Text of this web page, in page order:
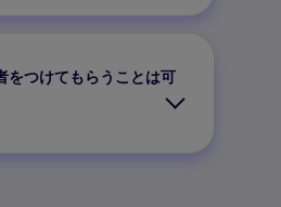
をつけてもらうことは可